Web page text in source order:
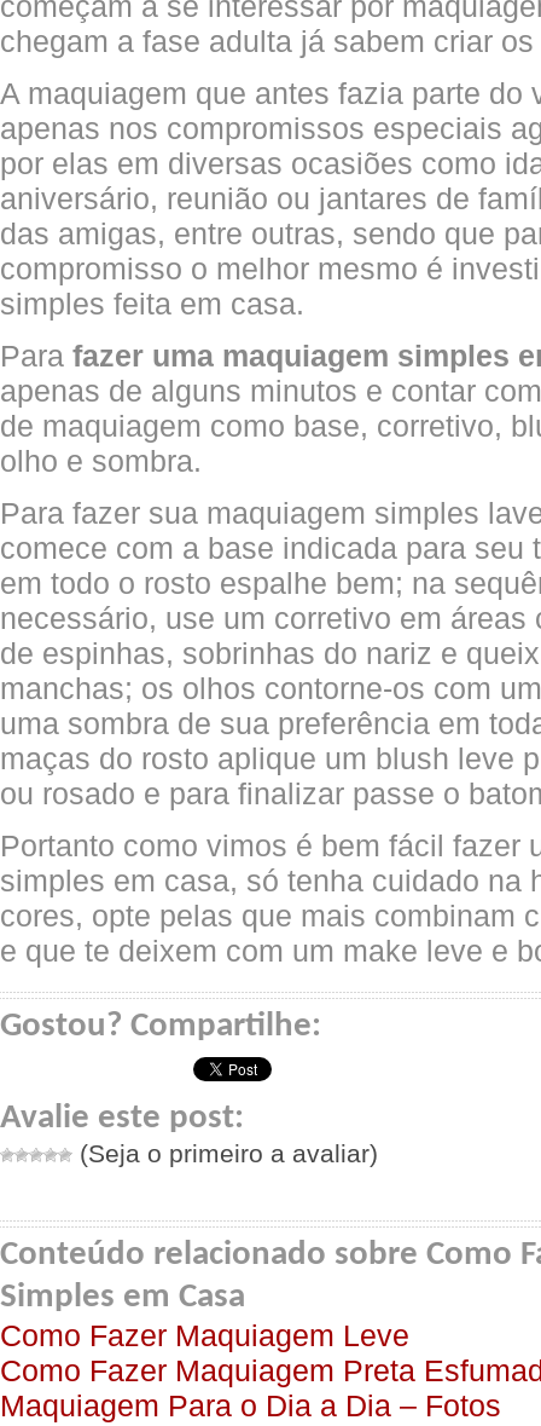
começam a se interessar por
chegam a fase adulta já sabem criar
A maquiagem que antes fazia parte do
apenas nos compromissos especiais
por elas em diversas ocasiões como
aniversário, reunião ou jantares de
das amigas, entre outras, sendo que
compromisso o melhor mesmo é
simples feita em casa.
Para fazer uma maquiagem simples
apenas de alguns minutos e contar
de maquiagem como base, corretivo,
olho e sombra.
Para fazer sua maquiagem simples
comece com a base indicada para seu
em todo o rosto espalhe bem; na
necessário, use um corretivo em áreas
de espinhas, sobrinhas do nariz e
manchas; os olhos contorne-os com
uma sombra de sua preferência em
maças do rosto aplique um blush leve
ou rosado e para finalizar passe o
Portanto como vimos é bem fácil fazer
simples em casa, só tenha cuidado na
cores, opte pelas que mais combinam
e que te deixem com um make leve e
Gostou? Compartilhe:
Avalie este post:
(Seja o primeiro a avaliar)
Conteúdo relacionado sobre Como
Simples em Casa
Como Fazer Maquiagem Leve
Como Fazer Maquiagem Preta
Maquiagem Para o Dia a Dia – Fotos